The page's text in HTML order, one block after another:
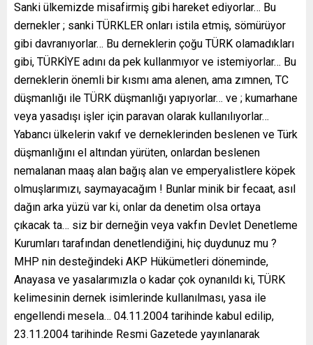
Sanki ülkemizde misafirmiş gibi hareket ediyorlar… Bu
dernekler ; sanki TÜRKLER onları istila etmiş, sömürüyor
gibi davranıyorlar… Bu derneklerin çoğu TÜRK olamadıkları
gibi, TÜRKİYE adını da pek kullanmıyor ve istemiyorlar… Bu
derneklerin önemli bir kısmı ama alenen, ama zımnen, TC
düşmanlığı ile TÜRK düşmanlığı yapıyorlar… ve ; kumarhane
veya yasadışı işler için paravan olarak kullanılıyorlar…
Yabancı ülkelerin vakıf ve derneklerinden beslenen ve Türk
düşmanlığını el altından yürüten, onlardan beslenen
nemalanan maaş alan bağış alan ve emperyalistlere köpek
olmuşlarımızı, saymayacağım ! Bunlar minik bir fecaat, asıl
dağın arka yüzü var ki, onlar da denetim olsa ortaya
çıkacak ta… siz bir derneğin veya vakfın Devlet Denetleme
Kurumları tarafından denetlendiğini, hiç duydunuz mu ?
MHP nin desteğindeki AKP Hükümetleri döneminde,
Anayasa ve yasalarımızla o kadar çok oynanıldı ki, TÜRK
kelimesinin dernek isimlerinde kullanılması, yasa ile
engellendi mesela… 04.11.2004 tarihinde kabul edilip,
23.11.2004 tarihinde Resmi Gazetede yayınlanarak